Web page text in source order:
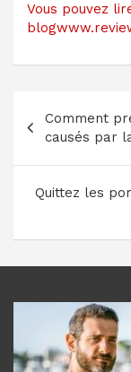
Vous pouvez
de
l’article
Comment
causés par
Quittez les